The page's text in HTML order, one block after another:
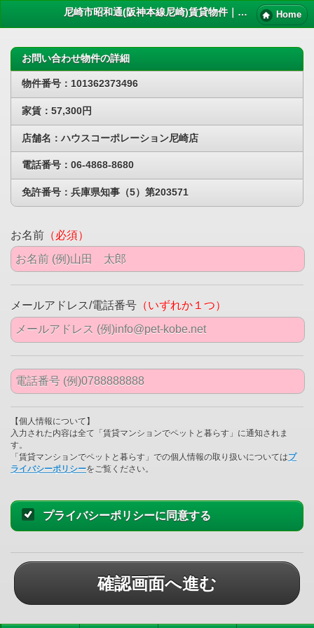
尼崎市昭和通(阪神本線尼崎)賃貸物件｜ペット 賃貸 Home
お問い合わせ物件の詳細
物件番号：101362373496
家賃：57,300円
店舗名：ハウスコーポレーション尼崎店
電話番号：06-4868-8680
免許番号：兵庫県知事（5）第203571
お名前 （必須）
メールアドレス/電話番号 （いずれか１つ）
【個人情報について】
入力された内容は全て「賃貸マンションでペットと暮らす」に通知されま
す。
「賃貸マンションでペットと暮らす」での個人情報の取り扱いについてはプ
ライバシーポリシーをご覧ください。
プライバシーポリシーに同意する
確認画面へ進む